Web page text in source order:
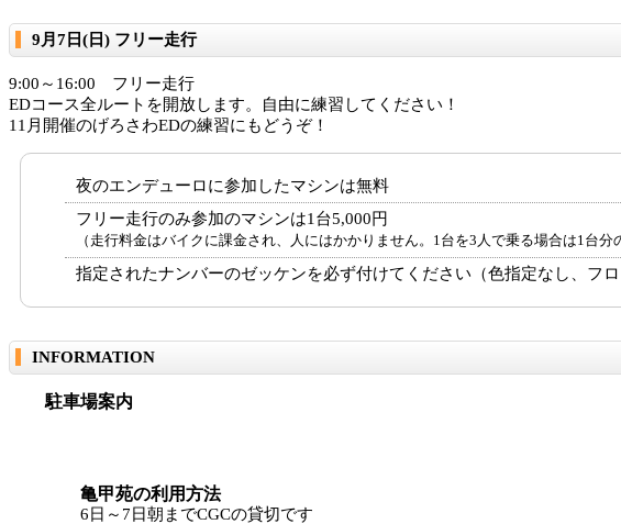
9月7日(日) フリー走行
9:00～16:00 フリー走行
EDコース全ルートを開放します。自由に練習してください！
11月開催のげろさわEDの練習にもどうぞ！
夜のエンデューロに参加したマシンは無料
フリー走行のみ参加のマシンは1台5,000円
（走行料金はバイクに課金され、人にはかかりません。1台を3人で乗る場合は1台分
指定されたナンバーのゼッケンを必ず付けてください（色指定なし、フロ
INFORMATION
駐車場案内
亀甲苑の利用方法
6日～7日朝までCGCの貸切です